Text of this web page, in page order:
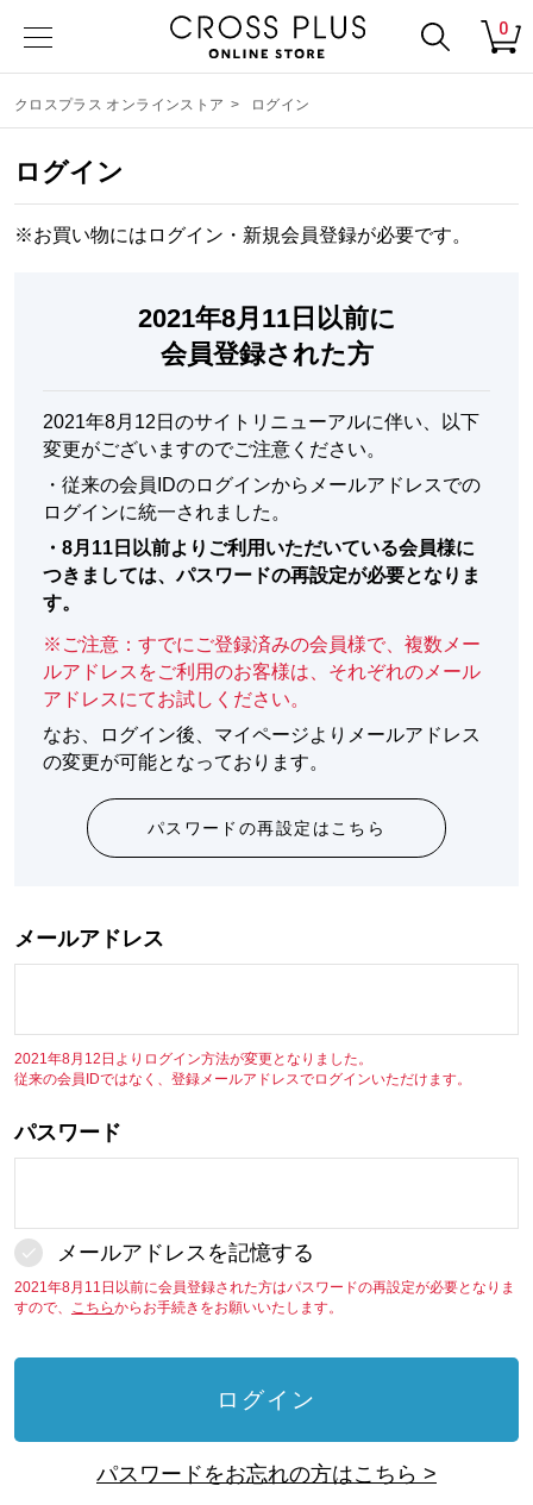
0
クロスプラス オンラインストア > ログイン
ログイン
※お買い物にはログイン・ 新規会員登録が必要です。
2021年8月11日以前に
会員登録された方
2021年8月12日のサイトリニューアルに伴い、以下
変更がございますのでご注意ください。
・ 従来の会員IDのログインからメールアドレスでの
ログインに統一されました。
・ 8月11日以前よりご利用いただいている会員様に
つきましては、パスワードの再設定が必要となりま
す。
※ご注意：すでにご登録済みの会員様で、複数メー
ルアドレスをご利用のお客様は、それぞれのメール
アドレスにてお試しください。
なお、ログイン後、マイページよりメールアドレス
の変更が可能となっております。
パスワードの再設定はこちら
メールアドレス
2021年8月12日よりログイン方法が変更となりました。
従来の会員IDではなく、登録メールアドレスでログインいただけます。
パスワード
メールアドレスを記憶する
2021年8月11日以前に会員登録された方はパスワードの再設定が必要となりま
すので、
こちらからお手続きをお願いいたします。
ログイン
パスワードをお忘れの方はこちら >